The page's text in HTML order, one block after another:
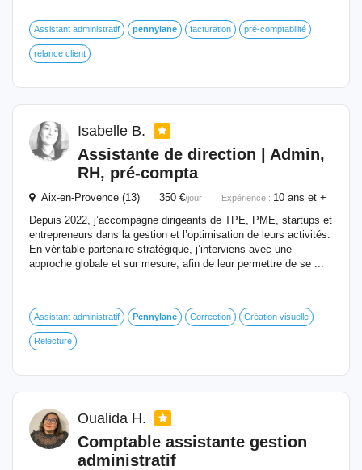
Assistant administratif pennylane facturation pré-comptabilité
relance client
Isabelle B.
Assistante de direction | Admin,
RH, pré-compta
Aix-en-Provence (13) 350 €/jour Expérience : 10 ans et +
Depuis 2022, j’accompagne dirigeants de TPE, PME, startups et
entrepreneurs dans la gestion et l’optimisation de leurs activités.
En véritable partenaire stratégique, j’interviens avec une
approche globale et sur mesure, afin de leur permettre de se ...
Assistant administratif Pennylane Correction Création visuelle
Relecture
Oualida H.
Comptable assistante gestion
administratif